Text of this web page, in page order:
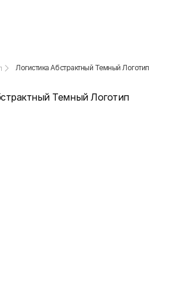
Логистика Абстрактный Темный Логотип